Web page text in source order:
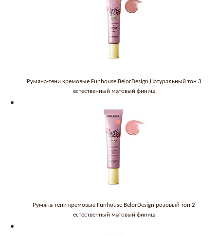
Румяна-тени кремовые Funhouse BelorDesign Натуральный тон 3
естественный матовый финиш
Румяна-тени кремовые Funhouse BelorDesign розовый тон 2
естественный матовый финиш